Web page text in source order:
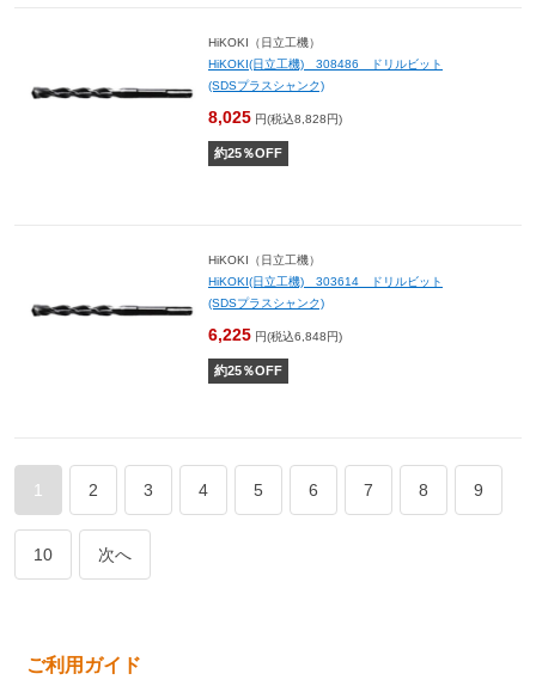
HiKOKI（日立工機）
HiKOKI(日立工機) 308486 ドリルビット
(SDSプラスシャンク)
8,025 円(税込8,828円)
約25％OFF
HiKOKI（日立工機）
HiKOKI(日立工機) 303614 ドリルビット
(SDSプラスシャンク)
6,225 円(税込6,848円)
約25％OFF
1 2 3 4 5 6 7 8 9
10 次へ
ご利用ガイド